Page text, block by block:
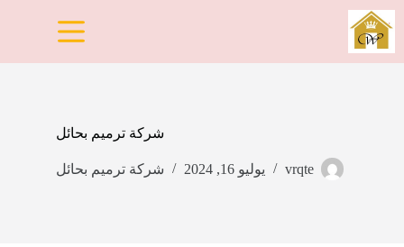
التجاوز
إلى
المحتوى
شركة ترميم بحائل
vrqte يوليو 16, 2024 شركة ترميم بحائل